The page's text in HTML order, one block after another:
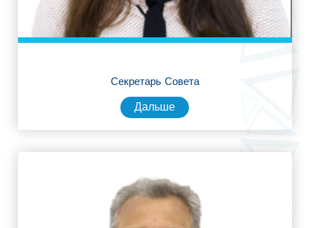
Секретарь Совета
Дальше